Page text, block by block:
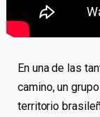
En una de las
camino, un
territorio